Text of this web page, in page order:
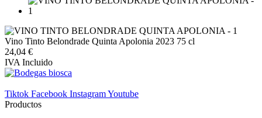
Vino Tinto Belondrade Quinta Apolonia 2023 75 cl
24,04 €
IVA Incluido
Tiktok Facebook InstagramYoutube
Productos